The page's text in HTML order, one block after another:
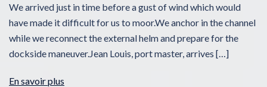
We arrived just in time before a gust of wind which would
have made it difficult for us to moor.We anchor in the channel
while we reconnect the external helm and prepare for the
dockside maneuver.Jean Louis, port master, arrives […]
En savoir plus